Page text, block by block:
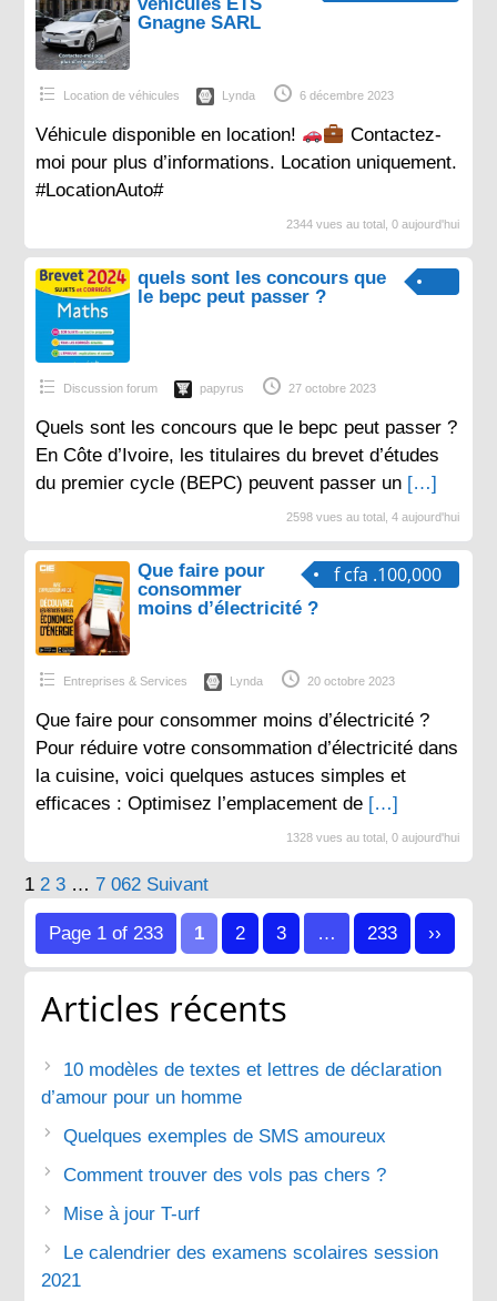
Gnagne SARL
Location de véhicules Lynda 6 décembre 2023
Véhicule disponible en location!
Contactez-
moi pour plus d’informations. Location uniquement.
#LocationAuto#
2344 vues au total, 0 aujourd'hui
quels sont les concours que
le bepc peut passer ?
Discussion forum papyrus 27 octobre 2023
Quels sont les concours que le bepc peut passer ?
En Côte d’Ivoire, les titulaires du brevet d’études
du premier cycle (BEPC) peuvent passer un […]
2598 vues au total, 4 aujourd'hui
f cfa .100,000
Que faire pour
consommer
moins d’électricité ?
Entreprises & Services Lynda 20 octobre 2023
Que faire pour consommer moins d’électricité ?
Pour réduire votre consommation d’électricité dans
la cuisine, voici quelques astuces simples et
efficaces : Optimisez l’emplacement de […]
1328 vues au total, 0 aujourd'hui
Pagination
des
publications
1 2 3 … 7 062 Suivant
Page 1 of 233 1 2 3 … 233 ››
Articles récents
10 modèles de textes et lettres de déclaration
d’amour pour un homme
Quelques exemples de SMS amoureux
Comment trouver des vols pas chers ?
Mise à jour T-urf
Le calendrier des examens scolaires session
2021